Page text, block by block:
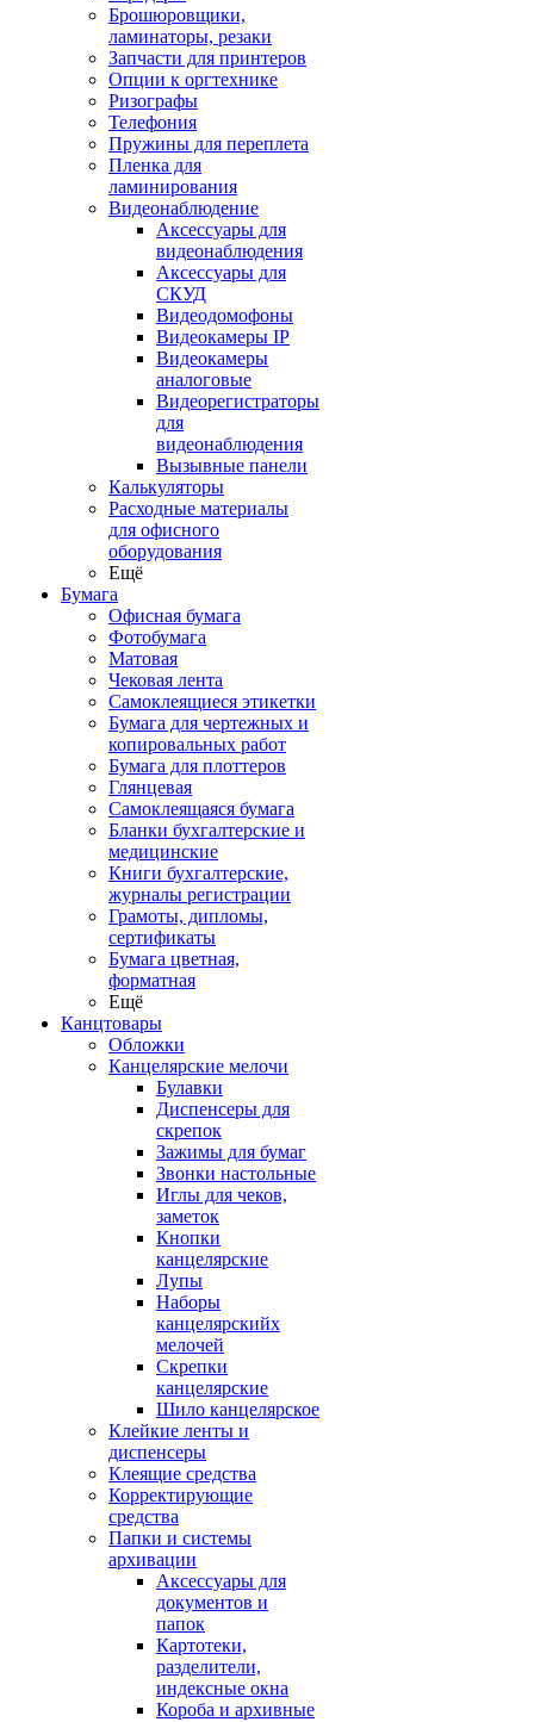
Брошюровщики,
ламинаторы, резаки
Запчасти для принтеров
Опции к оргтехнике
Ризографы
Телефония
Пружины для переплета
Пленка для
ламинирования
Видеонаблюдение
Аксессуары для
видеонаблюдения
Аксессуары для
СКУД
Видеодомофоны
Видеокамеры IP
Видеокамеры
аналоговые
Видеорегистраторы
для
видеонаблюдения
Вызывные панели
Калькуляторы
Расходные материалы
для офисного
оборудования
Ещё
Бумага
Офисная бумага
Фотобумага
Матовая
Чековая лента
Самоклеящиеся этикетки
Бумага для чертежных и
копировальных работ
Бумага для плоттеров
Глянцевая
Самоклеящаяся бумага
Бланки бухгалтерские и
медицинские
Книги бухгалтерские,
журналы регистрации
Грамоты, дипломы,
сертификаты
Бумага цветная,
форматная
Ещё
Канцтовары
Обложки
Канцелярские мелочи
Булавки
Диспенсеры для
скрепок
Зажимы для бумаг
Звонки настольные
Иглы для чеков,
заметок
Кнопки
канцелярские
Лупы
Наборы
канцелярскийх
мелочей
Скрепки
канцелярские
Шило канцелярское
Клейкие ленты и
диспенсеры
Клеящие средства
Корректирующие
средства
Папки и системы
архивации
Аксессуары для
документов и
папок
Картотеки,
разделители,
индексные окна
Короба и архивные